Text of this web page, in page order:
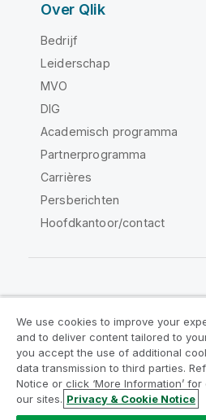
Over Qlik
Bedrijf
Leiderschap
MVO
DIG
Academisch programma
Partnerprogramma
Carrières
Persberichten
Hoofdkantoor/contact
Juridische overeenkomsten
Productvoorwaarden
Legal
Legal Policies
Handelsmerken
Do Not
We use cookies to improve your
and to deliver content tailored to
you accept the use of additional
data transmission to third parties.
Notice or click ‘More Information’
our sites. Privacy & Cookie Notice